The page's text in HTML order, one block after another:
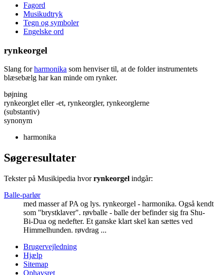
Fagord
Musikudtryk
Tegn og symboler
Engelske ord
rynkeorgel
Slang forharmonika som henviser til, at de folder instrumentets
blæsebælg har kan minde om rynker.
bøjning
rynkeorglet eller -et, rynkeorgler, rynkeorglerne
(substantiv)
synonym
harmonika
Søgeresultater
Tekster på Musikipedia hvorrynkeorgel indgår:
Balle-parlør
med masser af PA og lys. rynkeorgel - harmonika. Også kendt
som "brystklaver". røvballe - balle der befinder sig fra Shu-
Bi-Dua og nedefter. Et ganske klart skel kan sættes ved
Himmelhunden. røvdrag ...
Brugervejledning
Hjælp
Sitemap
Ophavsret